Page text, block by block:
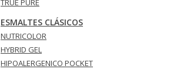
TRUE PURE
ESMALTES CLÁSICOS
NUTRICOLOR
HYBRID GEL
HIPOALERGENICO POCKET